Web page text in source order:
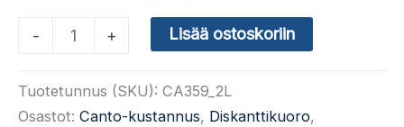
-
(CA359/2)
+ Lisää ostoskoriin
Tuotetunnus (SKU): CA359_2L
Osastot: Canto-kustannus, Diskanttikuoro,